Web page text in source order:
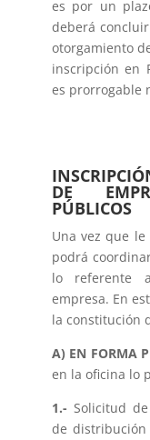
es por un
deberá
otorgamiento
inscripción en
es prorrogable
DE
PÚBLICOS
Una vez que
podrá
lo referente
empresa. En
la constitución
A) EN FORMA
en la oficina lo
1.- Solicitud
de